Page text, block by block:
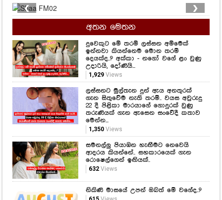
❮ ❯
අතන මෙතන
දුවෙකුට මේ තරම් ලස්සන අම්මෙක්
ඉන්නවා කියන්නෙම මොන තරම්
දෙයක්ද..? අක්කා - නගෝ වගේ ළං වුණු
උදාරියි, දෝණියි...
1,929Views
ලස්සනට මුල්තැන දුන් ඇය අනතුරක්
ගැන සිතුවේම නැති තරම්.. වයස අවුරුදු
22 දී පිළිකා මාරයාගේ ගොදුරක් වුණු
තරුණියක් ගැන ඇසෙන සංවේදී කතාව
මෙන්න...
1,350Views
සමනල්ලු පියාඹන හැඟීමට නෙවෙයි
ආදරය කියන්නේ.. සහකාරයෙක් ගැන
රොෂෙල්ගෙන් ඉඟියක්..
632Views
නිකිණි මාසයේ උපන් ඔබත් මේ වගේද..?